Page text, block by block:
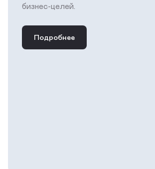
бизнес-целей.
Подробнее